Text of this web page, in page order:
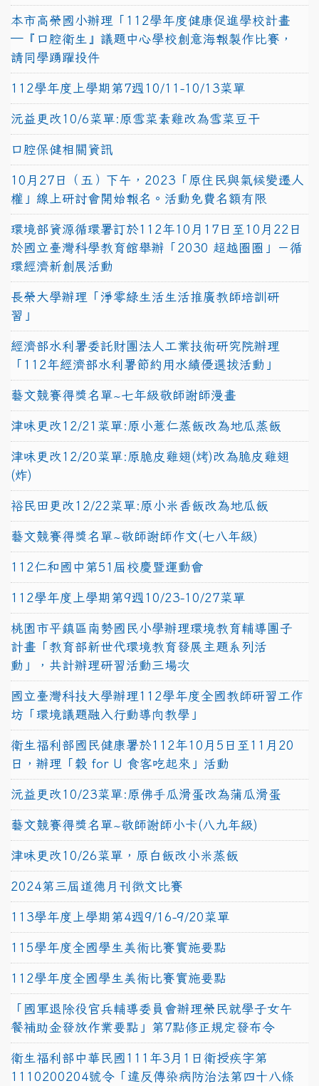
本市高榮國小辦理「112學年度健康促進學校計畫
─『口腔衛生』議題中心學校創意海報製作比賽，
請同學踴躍投件
112學年度上學期第7週10/11-10/13菜單
沅益更改10/6菜單:原雪菜素雞改為雪菜豆干
口腔保健相關資訊
10月27日（五）下午，2023「原住民與氣候變遷人
權」線上研討會開始報名。活動免費名額有限
環境部資源循環署訂於112年10月17日至10月22日
於國立臺灣科學教育館舉辦「2030 超越圈圈」－循
環經濟新創展活動
長榮大學辦理「淨零綠生活生活推廣教師培訓研
習」
經濟部水利署委託財團法人工業技術研究院辦理
「112年經濟部水利署節約用水績優選拔活動」
藝文競賽得獎名單~七年級敬師謝師漫畫
津味更改12/21菜單:原小薏仁蒸飯改為地瓜蒸飯
津味更改12/20菜單:原脆皮雞翅(烤)改為脆皮雞翅
(炸)
裕民田更改12/22菜單:原小米香飯改為地瓜飯
藝文競賽得獎名單~敬師謝師作文(七八年級)
112仁和國中第51屆校慶暨運動會
112學年度上學期第9週10/23-10/27菜單
桃園市平鎮區南勢國民小學辦理環境教育輔導團子
計畫「教育部新世代環境教育發展主題系列活
動」，共計辦理研習活動三場次
國立臺灣科技大學辦理112學年度全國教師研習工作
坊「環境議題融入行動導向教學」
衛生福利部國民健康署於112年10月5日至11月20
日，辦理「穀 for U 食客吃起來」活動
沅益更改10/23菜單:原佛手瓜滑蛋改為蒲瓜滑蛋
藝文競賽得獎名單~敬師謝師小卡(八九年級)
津味更改10/26菜單，原白飯改小米蒸飯
2024第三屆道德月刊徵文比賽
113學年度上學期第4週9/16-9/20菜單
115學年度全國學生美術比賽實施要點
112學年度全國學生美術比賽實施要點
「國軍退除役官兵輔導委員會辦理榮民就學子女午
餐補助金發放作業要點」第7點修正規定發布令
衛生福利部中華民國111年3月1日衛授疾字第
1110200204號令「違反傳染病防治法第四十八條